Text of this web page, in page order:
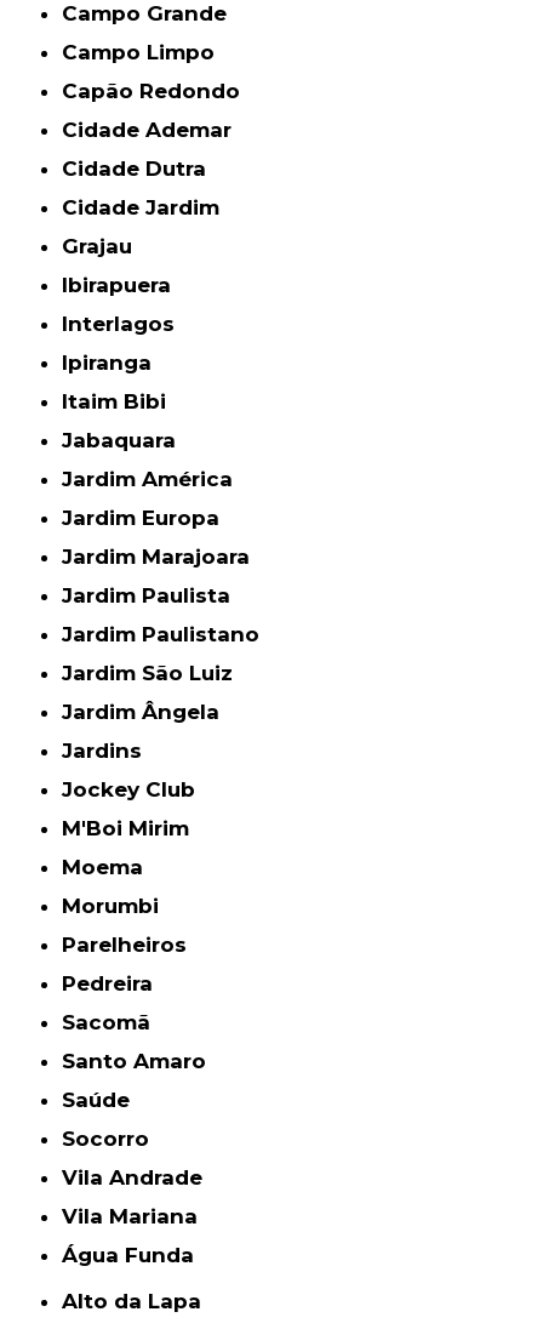
Campo Grande
Campo Limpo
Capão Redondo
Cidade Ademar
Cidade Dutra
Cidade Jardim
Grajau
Ibirapuera
Interlagos
Ipiranga
Itaim Bibi
Jabaquara
Jardim América
Jardim Europa
Jardim Marajoara
Jardim Paulista
Jardim Paulistano
Jardim São Luiz
Jardim Ângela
Jardins
Jockey Club
M'Boi Mirim
Moema
Morumbi
Parelheiros
Pedreira
Sacomã
Santo Amaro
Saúde
Socorro
Vila Andrade
Vila Mariana
Água Funda
Alto da Lapa